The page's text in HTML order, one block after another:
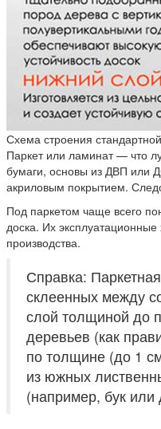
Схема строения
Паркет или ламинат — что
бумаги, основы из ДВП или
акриловым покрытием.
Под паркетом чаще всего
доска. Их эксплуатационные
производства.
Справка:
склеенных между
слой толщиной до
деревьев (как
по толщине (до 1
из южных
(например, бук